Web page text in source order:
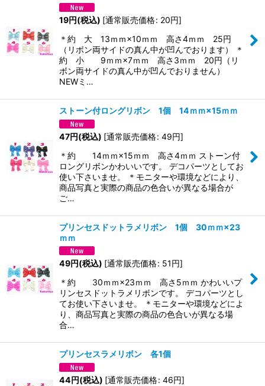
19円(税込) [通常販売価格: 20円]
＊約 大 13ｍｍ×10ｍｍ 高さ4ｍｍ 25円
（リボン両サイドの真ん中が凹んでおります） ＊
約 小 9ｍｍ×7ｍｍ 高さ3ｍｍ 20円（リ
ボン両サイドの真ん中が凹んでおりません）
NEWミ…
ストーン付ロングリボン 1個 14ｍｍ×15ｍｍ
47円(税込) [通常販売価格: 49円]
＊約 14ｍｍ×15ｍｍ 高さ4ｍｍ ストーン付
ロングリボンかわいいです。 デコパーツとしてお
使い下さいませ。 ＊モニターや環境などにより、
商品写真と実際の商品の色合いが異なる場合が
ご…
プリンセスドットラメリボン 1個 30ｍｍ×23
ｍｍ
49円(税込) [通常販売価格: 51円]
＊約 30ｍｍ×23ｍｍ 高さ5ｍｍ かわいいプ
リンセスドットラメリボンです。 デコパーツとし
てお使い下さいませ。 ＊モニターや環境などによ
り、商品写真と実際の商品の色合いが異なる場
合…
プリンセスラメリボン 各1個
44円(税込) [通常販売価格: 46円]